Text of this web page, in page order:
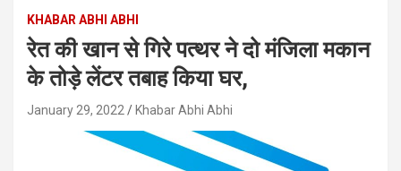
KHABAR ABHI ABHI
रेत की खान से गिरे पत्थर ने दो मंजिला मकान
के तोड़े लेंटर तबाह किया घर,
January 29, 2022 Khabar Abhi Abhi